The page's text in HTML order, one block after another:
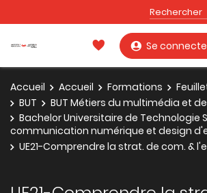
Se
Accueil Accueil Formations
BUT
BUT Métiers du multimédia et
Bachelor Universitaire de Technologie
communication numérique et design
UE21-Comprendre la strat. de com. &